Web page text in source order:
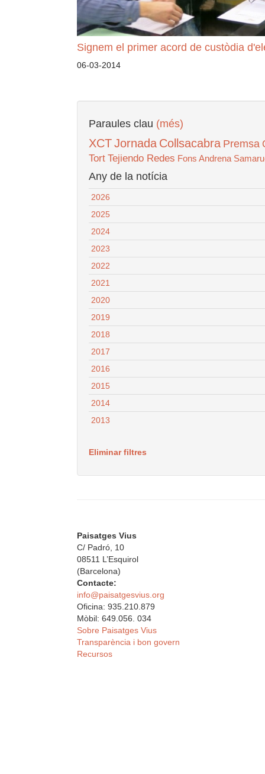
Signem el primer acord de custòdia
06-03-2014
Paraules clau (més)
XCTJornada Collsacabra Premsa
Tort Tejiendo Redes Fons Andrena
Any de la notícia
2026
2025
2024
2023
2022
2021
2020
2019
2018
2017
2016
2015
2014
2013
Eliminar filtres
Paisatges Vius
C/ Padró, 10
08511 L’Esquirol
(Barcelona)
Contacte:
info@paisatgesvius.org
Oficina: 935.210.879
Mòbil: 649.056. 034
Sobre Paisatges Vius
Transparència i bon govern
Recursos